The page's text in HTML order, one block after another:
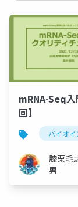
mRNA-Seq
回】
バイオイ
膝栗毛
男